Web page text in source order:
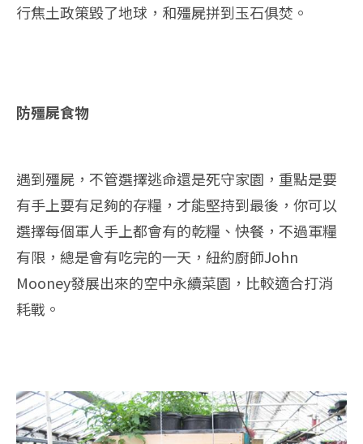
行焦土政策毀了地球，和殭屍拼到玉石俱焚。
防殭屍食物
遇到殭屍，不管選擇逃命還是死守家園，重點是要
有手上要有足夠的存糧，才能堅持到最後，你可以
選擇每個軍人手上都會有的乾糧、快餐，不過軍糧
有限，總是會有吃完的一天，紐約廚師John
Mooney發展出來的空中永續菜園，比較適合打消
耗戰。